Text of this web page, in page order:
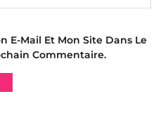
E-Mail Et Mon Site Dans Le
Commentaire.